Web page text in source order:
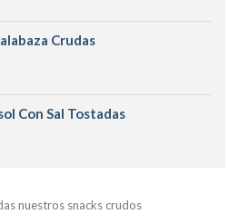
Crudas
Con Sal Tostadas